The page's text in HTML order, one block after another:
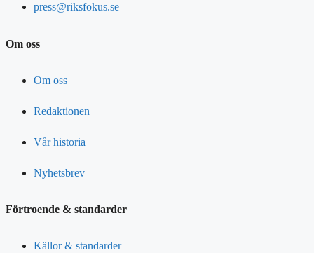
press@riksfokus.se
Om oss
Om oss
Redaktionen
Vår historia
Nyhetsbrev
Förtroende & standarder
Källor & standarder